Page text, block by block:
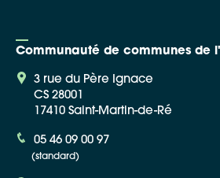
Communauté de communes de
3 rue du Père Ignace
CS 28001
17410 Saint-Martin-de-Ré
05 46 09 00 97
(standard)